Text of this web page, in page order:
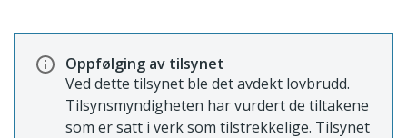
Oppfølging av tilsynet
Ved dette tilsynet ble det avdekt lovbrudd.
Tilsynsmyndigheten har vurdert de tiltakene
som er satt i verk som tilstrekkelige. Tilsynet